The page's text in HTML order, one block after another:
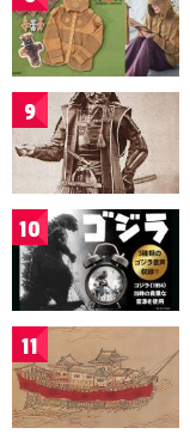
9
10
11